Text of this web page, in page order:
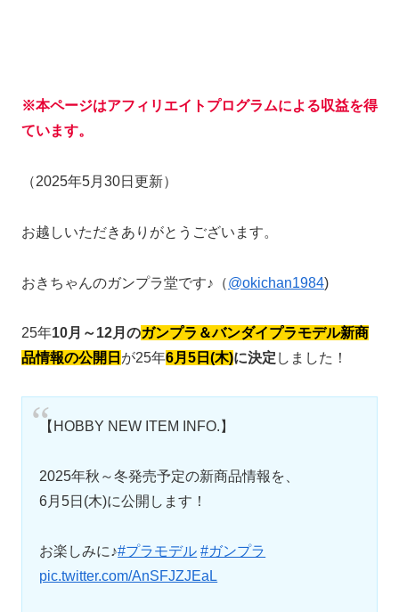
※本ページはアフィリエイトプログラムによる収益を得
ています。
（2025年5月30日更新）
お越しいただきありがとうございます。
おきちゃんのガンプラ堂です♪（@okichan1984)
25年10月～12月のガンプラ＆バンダイプラモデル新商
品情報の公開日 が25年6月5日(木)に決定 しました！
【HOBBY NEW ITEM INFO.】
2025年秋～冬発売予定の新商品情報を、
6月5日(木)に公開します！
お楽しみに♪#プラモデル #ガンプラ
pic.twitter.com/AnSFJZJEaL